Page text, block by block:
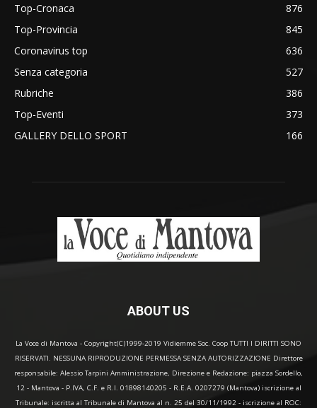
Top-Cronaca
876
Top-Provincia
845
Coronavirus top
636
Senza categoria
527
Rubriche
386
Top-Eventi
373
GALLERY DELLO SPORT
166
ABOUT US
La Voce di Mantova - Copyright(C)1999-2019 Vidiemme Soc. Coop TUTTI I DIRITTI SONO
RISERVATI. NESSUNA RIPRODUZIONE PERMESSA SENZA AUTORIZZAZIONE Direttore
responsabile: Alessio Tarpini Amministrazione, Direzione e Redazione: piazza Sordello,
12 - Mantova - P.IVA, C.F. e R.I. 01898140205 - R.E.A. 0207279 (Mantova) iscrizione al
Tribunale: iscritta al Tribunale di Mantova al n. 25 del 30/11/1992 - iscrizione al ROC: